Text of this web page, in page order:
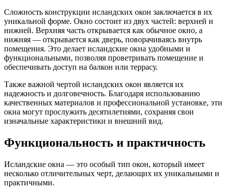
Сложность конструкции исландских окон заключается в их
уникальной форме. Окно состоит из двух частей: верхней и
нижней. Верхняя часть открывается как обычное окно, а
нижняя — открывается как дверь, поворачиваясь внутрь
помещения. Это делает исландские окна удобными и
функциональными, позволяя проветривать помещение и
обеспечивать доступ на балкон или террасу.
Также важной чертой исландских окон является их
надежность и долговечность. Благодаря использованию
качественных материалов и профессиональной установке, эти
окна могут прослужить десятилетиями, сохраняя свои
изначальные характеристики и внешний вид.
Функциональность и практичность
Исландские окна — это особый тип окон, который имеет
несколько отличительных черт, делающих их уникальными и
практичными.